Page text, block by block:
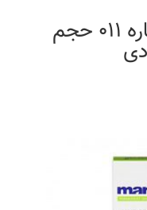
واریاسیون مارال شماره 011 حجم